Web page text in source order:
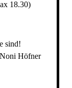
18.30)
sind!
Höfner